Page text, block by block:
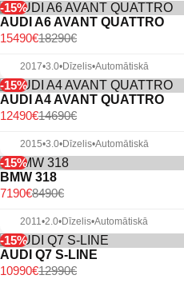
-15%
AUDI A6 AVANT QUATTRO
18290€
15490€
2017•3.0•Dīzelis•Automātiskā
-15%
AUDI A4 AVANT QUATTRO
14690€
12490€
2015•3.0•Dīzelis•Automātiskā
-15%
BMW 318
8490€
7190€
2011•2.0•Dīzelis•Automātiskā
-15%
AUDI Q7 S-LINE
12990€
10990€